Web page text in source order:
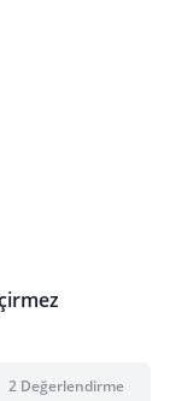
2 Değerlendirme